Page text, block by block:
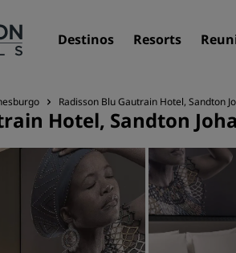
Destinos Resorts
Radisson Blu Gautrain Hotel, Sandton
Hotel, Sandton